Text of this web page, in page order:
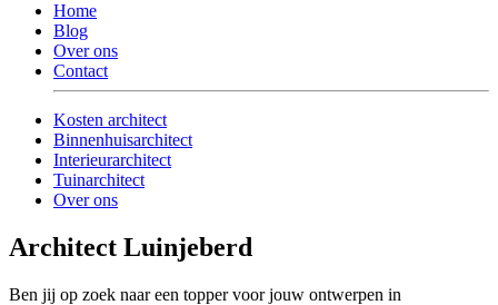
Home
Blog
Over ons
Contact
Kosten architect
Binnenhuisarchitect
Interieurarchitect
Tuinarchitect
Over ons
Architect Luinjeberd
Ben jij op zoek naar een topper voor jouw ontwerpen in